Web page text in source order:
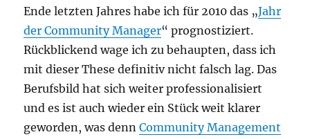
Ende letzten Jahres habe ich für 2010 das „Jahr
der Community Manager“ prognostiziert.
Rückblickend wage ich zu behaupten, dass ich
mit dieser These definitiv nicht falsch lag. Das
Berufsbild hat sich weiter professionalisiert
und es ist auch wieder ein Stück weit klarer
geworden, was dennCommunity Management